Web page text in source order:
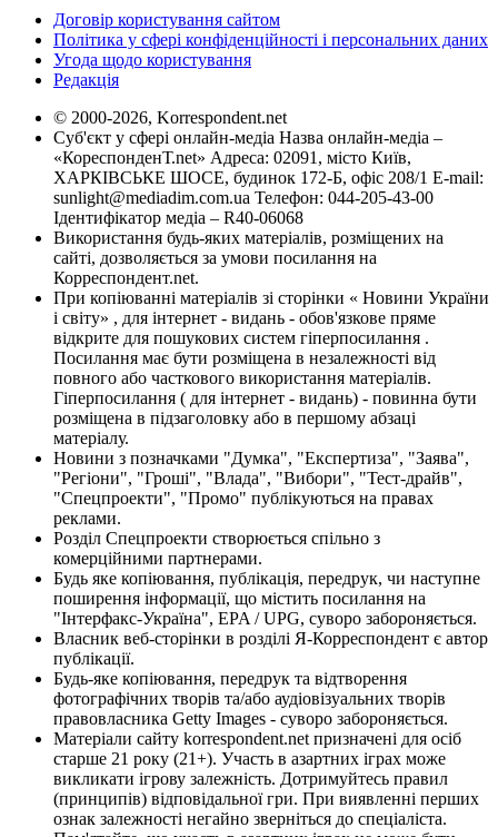
Договір користування сайтом
Політика у сфері конфіденційності і персональних даних
Угода щодо користування
Редакція
© 2000-2026, Korrespondent.net
Суб'єкт у сфері онлайн-медіа Назва онлайн-медіа –
«КореспонденТ.net» Адреса: 02091, місто Київ,
ХАРКІВСЬКЕ ШОСЕ, будинок 172-Б, офіс 208/1 E-mail:
sunlight@mediadim.com.ua Телефон: 044-205-43-00
Ідентифікатор медіа – R40-06068
Використання будь-яких матеріалів, розміщених на
сайті, дозволяється за умови посилання на
Корреспондент.net.
При копіюванні матеріалів зі сторінки « Новини України
і світу» , для інтернет - видань - обов'язкове пряме
відкрите для пошукових систем гіперпосилання .
Посилання має бути розміщена в незалежності від
повного або часткового використання матеріалів.
Гіперпосилання ( для інтернет - видань) - повинна бути
розміщена в підзаголовку або в першому абзаці
матеріалу.
Новини з позначками "Думка", "Експертиза", "Заява",
"Регіони", "Гроші", "Влада", "Вибори", "Тест-драйв",
"Спецпроекти", "Промо" публікуються на правах
реклами.
Розділ Спецпроекти створюється спільно з
комерційними партнерами.
Будь яке копіювання, публікація, передрук, чи наступне
поширення інформації, що містить посилання на
"Інтерфакс-Україна", EPA / UPG, суворо забороняється.
Власник веб-сторінки в розділі Я-Корреспондент є автор
публікації.
Будь-яке копіювання, передрук та відтворення
фотографічних творів та/або аудіовізуальних творів
правовласника Getty Images - суворо забороняється.
Матеріали сайту korrespondent.net призначені для осіб
старше 21 року (21+). Участь в азартних іграх може
викликати ігрову залежність. Дотримуйтесь правил
(принципів) відповідальної гри. При виявленні перших
ознак залежності негайно зверніться до спеціаліста.